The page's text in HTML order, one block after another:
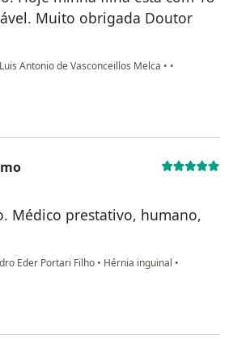
Muito obrigada Doutor
Luis Antonio de Vasconceillos Melca • •
Médico prestativo, humano,
Eder Portari Filho • Hérnia inguinal •
anônimo